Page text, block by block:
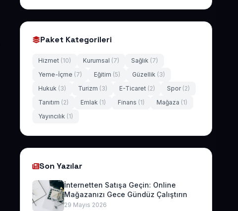
Paket Kategorileri
Hizmet (10) Kurumsal (7) Sağlık (7)
Yeme-İçme (7) Eğitim (5) Güzellik (3)
Hukuk (3) Turizm (3) E-Ticaret (2) Spor (2)
Tanıtım (2) Emlak (1) Finans (1) Mağaza (1)
Yayıncılık (1)
Son Yazılar
İnternetten Satışa Geçin: Online
Mağazanızı Gece Gündüz Çalıştırın
29 Mayıs 2026